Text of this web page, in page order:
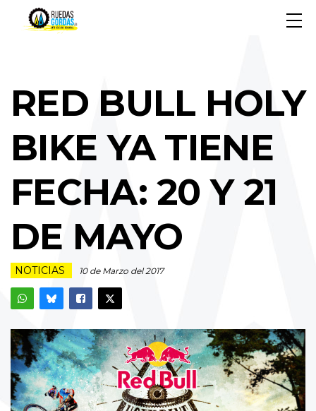
RED BULL HOLY
BIKE YA TIENE
FECHA: 20 Y 21
DE MAYO
NOTICIAS 10 de Marzo del 2017